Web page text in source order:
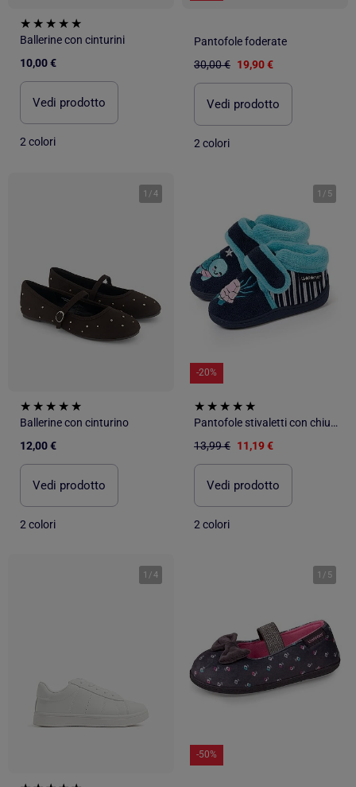
Ballerine con cinturini
10,00 €
Vedi prodotto
2 colori
Pantofole foderate
30,00 € 19,90 €
Vedi prodotto
2 colori
1 /4
Ballerine con cinturino
12,00 €
Vedi prodotto
2 colori
1 / 5
-20%
Pantofole stivaletti con chiusura in velcro, buon supporto neonato bambina Isotoner
13,99 € 11,19 €
Vedi prodotto
2 colori
1 /4 1 / 5
-50%